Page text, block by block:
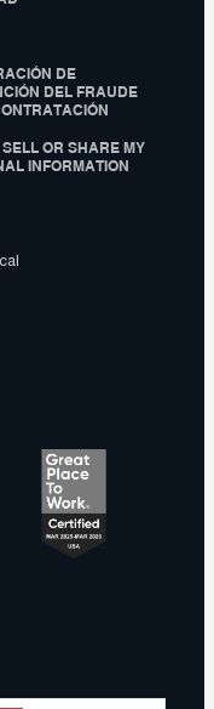
DE
DEL FRAUDE
SELL OR SHARE MY
INFORMATION